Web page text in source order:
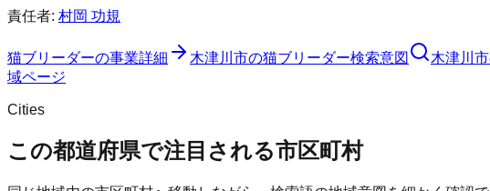
責任者: 村岡 功規
猫ブリーダーの事業詳細 木津川市の猫ブリーダー検索意図 木津川市
域ページ
Cities
この都道府県で注目される市区町村